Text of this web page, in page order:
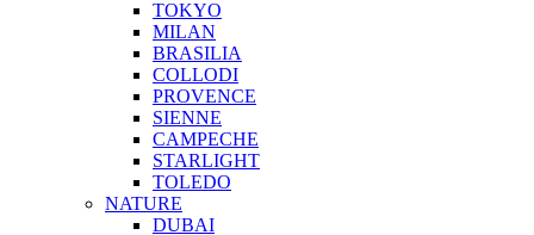
TOKYO
MILAN
BRASILIA
COLLODI
PROVENCE
SIENNE
CAMPECHE
STARLIGHT
TOLEDO
NATURE
DUBAI